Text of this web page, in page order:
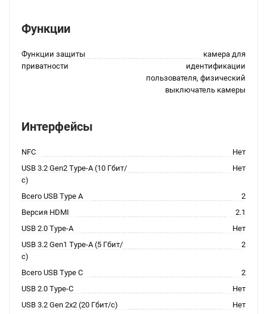
Функции
Функции защиты
приватности
камера для
идентификации
пользователя, физический
выключатель камеры
Интерфейсы
NFC
Нет
USB 3.2 Gen2 Type-A (10 Гбит/
с)
Нет
Всего USB Type A
2
Версия HDMI
2.1
USB 2.0 Type-A
Нет
USB 3.2 Gen1 Type-A (5 Гбит/
с)
2
Всего USB Type C
2
USB 2.0 Type-C
Нет
USB 3.2 Gen 2x2 (20 Гбит/с)
Нет